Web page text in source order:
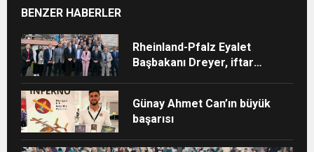
BENZER HABERLER
Rheinland-Pfalz Eyalet
Başbakanı Dreyer, iftar
Günay Ahmet Can’ın büyük
başarısı